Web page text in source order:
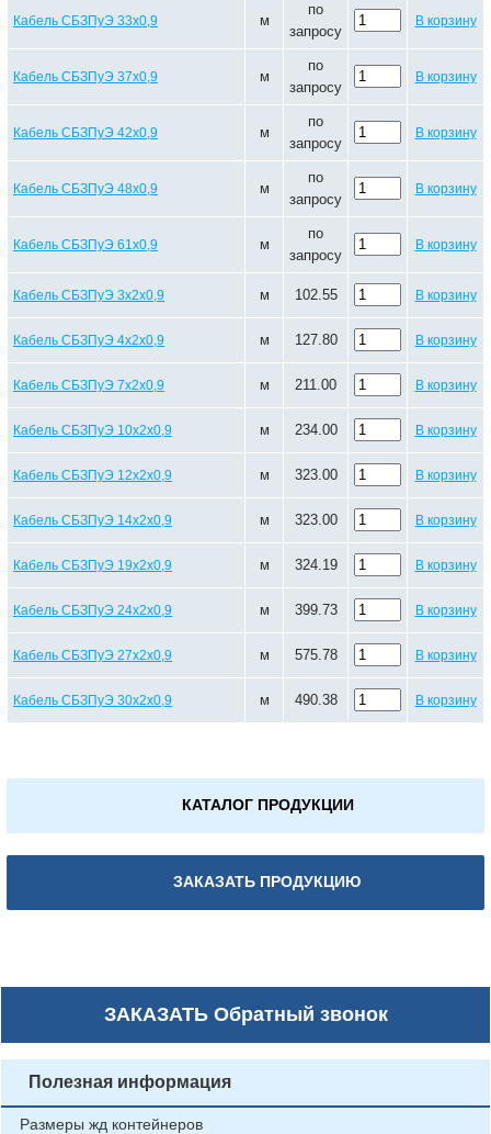
Кабель СБЗПуЭ 33х0,9 м
по
запросу
В корзину
Кабель СБЗПуЭ 37х0,9 м
по
запросу
В корзину
Кабель СБЗПуЭ 42х0,9 м
по
запросу
В корзину
Кабель СБЗПуЭ 48х0,9 м
по
запросу
В корзину
Кабель СБЗПуЭ 61х0,9 м
по
запросу
В корзину
Кабель СБЗПуЭ 3х2х0,9 м 102.55 В корзину
Кабель СБЗПуЭ 4х2х0,9 м 127.80 В корзину
Кабель СБЗПуЭ 7х2х0,9 м 211.00 В корзину
Кабель СБЗПуЭ 10х2х0,9 м 234.00 В корзину
Кабель СБЗПуЭ 12х2х0,9 м 323.00 В корзину
Кабель СБЗПуЭ 14х2х0,9 м 323.00 В корзину
Кабель СБЗПуЭ 19х2х0,9 м 324.19 В корзину
Кабель СБЗПуЭ 24х2х0,9 м 399.73 В корзину
Кабель СБЗПуЭ 27х2х0,9 м 575.78 В корзину
Кабель СБЗПуЭ 30х2х0,9 м 490.38 В корзину
КАТАЛОГ ПРОДУКЦИИ
ЗАКАЗАТЬ ПРОДУКЦИЮ
ЗАКАЗАТЬОбратный звонок
Полезная информация
Размеры жд контейнеров